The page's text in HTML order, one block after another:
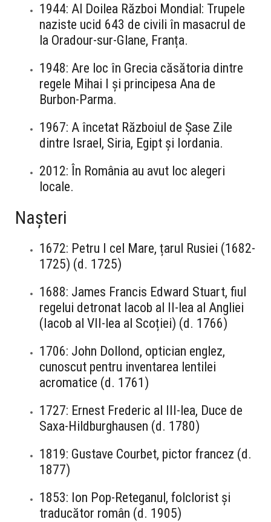
1944: Al Doilea Război Mondial: Trupele
naziste ucid 643 de civili în masacrul de
la Oradour-sur-Glane, Franța.
1948: Are loc în Grecia căsătoria dintre
regele Mihai I și principesa Ana de
Burbon-Parma.
1967: A încetat Războiul de Șase Zile
dintre Israel, Siria, Egipt și Iordania.
2012: În România au avut loc alegeri
locale.
Nașteri
1672: Petru I cel Mare, țarul Rusiei (1682-
1725) (d. 1725)
1688: James Francis Edward Stuart, fiul
regelui detronat Iacob al II-lea al Angliei
(Iacob al VII-lea al Scoției) (d. 1766)
1706: John Dollond, optician englez,
cunoscut pentru inventarea lentilei
acromatice (d. 1761)
1727: Ernest Frederic al III-lea, Duce de
Saxa-Hildburghausen (d. 1780)
1819: Gustave Courbet, pictor francez (d.
1877)
1853: Ion Pop-Reteganul, folclorist și
traducător român (d. 1905)